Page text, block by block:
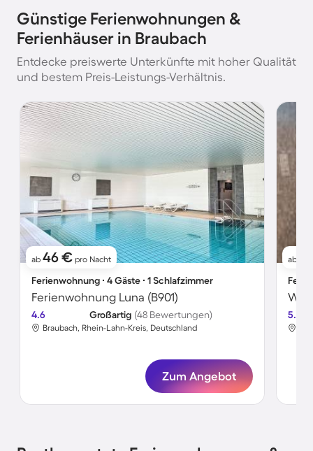
Günstige Ferienwohnungen &
Ferienhäuser in Braubach
Entdecke preiswerte Unterkünfte mit hoher Qualität
und bestem Preis-Leistungs-Verhältnis.
ab 46 € pro Nacht
Ferienwohnung ∙ 4 Gäste ∙ 1 Schlafzimmer
Ferienwohnung Luna (B901)
4.6 Großartig (48 Bewertungen)
Braubach, Rhein-Lahn-Kreis, Deutschland
Zum Angebot
ab
5.0